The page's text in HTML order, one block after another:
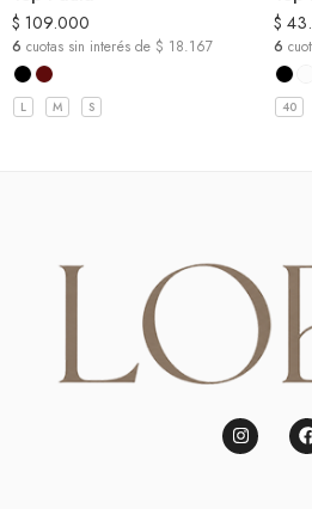
$ 109.000
6 cuotas sin interés de $ 18.167
L M S
$
6
40